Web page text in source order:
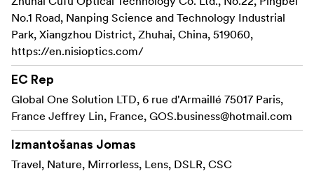
pret infrasarkano gaismu, kas, fotografējot ar mazu
apertūru, uz fotogrāfijām uzliek nevēlamu sarkanu krāsu.
Nisi šim filtram pievienoja infrasarkanās gaismas
aizsardzības pārklājumu, kas palīdz novērst infrasarkano
gaismu caur objektīvu, lai atjaunotu dabisko krāsu.
NiSi Nano IR vidēji gradētais neitrālais blīvuma filtrs
izmērā 100x150 mm ir pieejams ar šādiem diafragmas
soļiem (maksimālais efekts):
2 soļi, 3 soļi un 4 soļi.
No.1 Road, Nanping Science and Technology Industrial
Park, Xiangzhou District, Zhuhai, China, 519060,
https://en.nisioptics.com/
EC Rep
Global One Solution LTD, 6 rue d'Armaillé 75017 Paris,
France Jeffrey Lin, France, GOS.business@hotmail.com
Izmantošanas Jomas
Travel, Nature, Mirrorless, Lens, DSLR, CSC